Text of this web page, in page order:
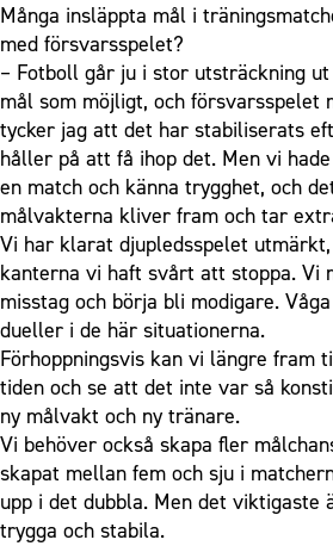
Många insläppta mål i
med försvarsspelet?
– Fotboll går ju i stor utsträckning
mål som möjligt, och försvarsspelet
tycker jag att det har stabiliserats
håller på att få ihop det. Men vi
en match och känna trygghet, och
målvakterna kliver fram och tar
Vi har klarat djupledsspelet
kanterna vi haft svårt att stoppa. Vi
misstag och börja bli modigare.
dueller i de här situationerna.
Förhoppningsvis kan vi längre fram
tiden och se att det inte var så
ny målvakt och ny tränare.
Vi behöver också skapa fler
skapat mellan fem och sju i
upp i det dubbla. Men det
trygga och stabila.